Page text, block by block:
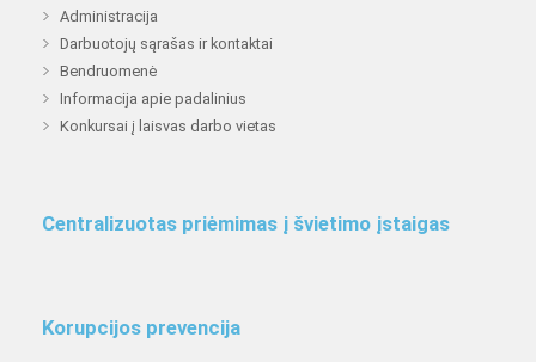
Administracija
Darbuotojų sąrašas ir kontaktai
Bendruomenė
Informacija apie padalinius
Konkursai į laisvas darbo vietas
Centralizuotas priėmimas į švietimo įstaigas
Korupcijos prevencija